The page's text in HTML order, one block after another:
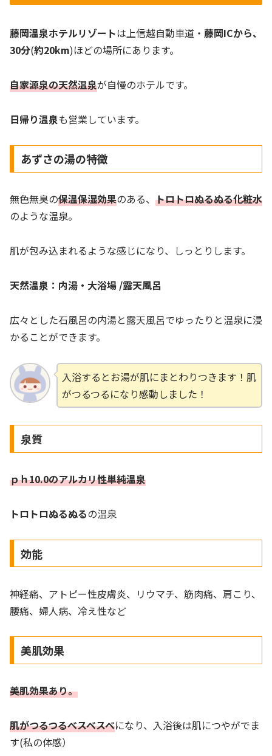
藤岡温泉ホテルリゾートは上信越自動車道・ 藤岡ICから、
30分(約20km)ほどの場所にあります。
自家源泉の天然温泉が自慢のホテルです。
日帰り温泉も営業しています。
あずさの湯の特徴
無色無臭の保温保湿効果のある、 トロトロぬるぬる化粧水
のような温泉。
肌が包み込まれるような感じになり、しっとりします。
天然温泉：内湯・大浴場 /露天風呂
広々とした石風呂の内湯と露天風呂でゆったりと温泉に浸
かることができます。
入浴するとお湯が肌にまとわりつきます！肌
がつるつるになり感動しました！
泉質
ｐｈ10.0のアルカリ性単純温泉
トロトロぬるぬるの温泉
効能
神経痛、アトピー性皮膚炎、リウマチ、筋肉痛、肩こり、
腰痛、婦人病、冷え性など
美肌効果
美肌効果あり。
肌がつるつるべスベスベになり、入浴後は肌につやがでま
す(私の体感）